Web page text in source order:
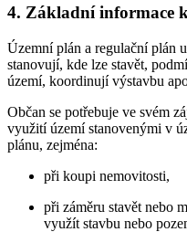
4. Základní informace
Územní plán a regulační plán
stanovují, kde lze stavět,
území, koordinují výstavbu
Občan se potřebuje ve svém
využití území stanovenými v
plánu, zejména:
při koupi nemovitosti,
při záměru stavět nebo
využít stavbu nebo